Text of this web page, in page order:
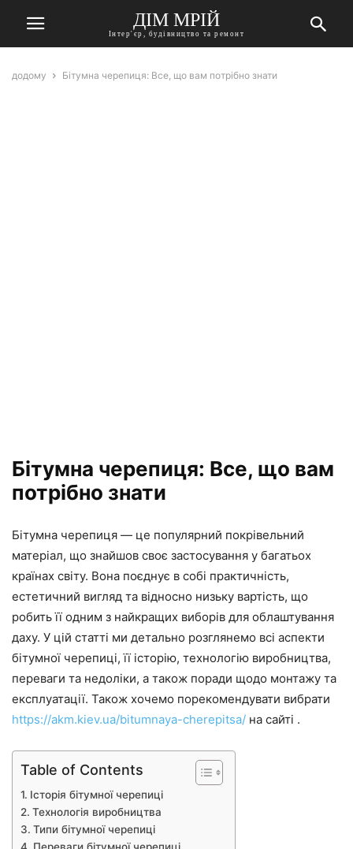
ДІМ МРІЙ
Інтер'єр, будівництво та ремонт
додому Бітумна черепиця: Все, що вам потрібно знати
Бітумна черепиця: Все, що вам
потрібно знати
Бітумна черепиця — це популярний покрівельний
матеріал, що знайшов своє застосування у багатьох
країнах світу. Вона поєднує в собі практичність,
естетичний вигляд та відносно низьку вартість, що
робить її одним з найкращих виборів для облаштування
даху. У цій статті ми детально розглянемо всі аспекти
бітумної черепиці, її історію, технологію виробництва,
переваги та недоліки, а також поради щодо монтажу та
експлуатації. Також хочемо порекомендувати вибрати
https://akm.kiev.ua/bitumnaya-cherepitsa/ на сайті .
Table of Contents
Історія бітумної черепиці
Технологія виробництва
Типи бітумної черепиці